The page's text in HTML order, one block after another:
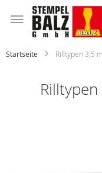
Startseite Rilltypen 3,5